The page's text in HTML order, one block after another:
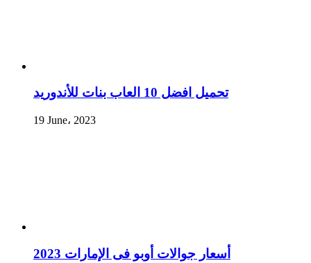
تحميل افضل 10 العاب بنات للأندوريد
19 June، 2023
أسعار جوالات أوبو فى الإمارات 2023